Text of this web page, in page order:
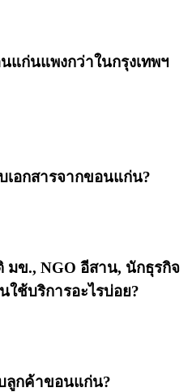
แก่นแพงกว่าในกรุงเทพฯ
อกสารจากขอนแก่น?
มข., NGO อีสาน, นักธุรกิจ
ช้บริการอะไรบ่อย?
ลูกค้าขอนแก่น?